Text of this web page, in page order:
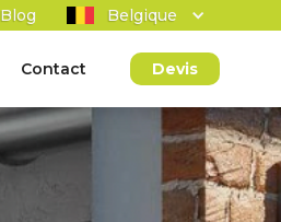
Blog Belgique
Contact Devis